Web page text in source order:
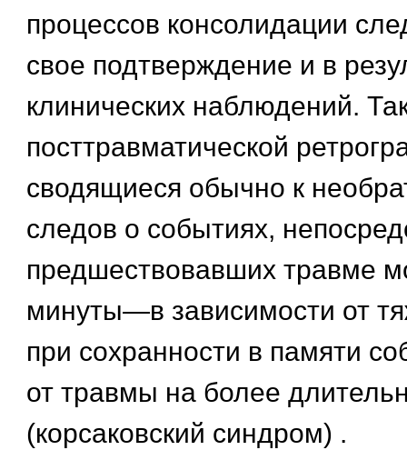
процессов консолидации
свое подтверждение и в
клинических наблюдений.
посттравматической
сводящиеся обычно к
следов о событиях,
предшествовавших травме
минуты—в зависимости от
при сохранности в памяти
от травмы на более
(корсаковский синдром) .